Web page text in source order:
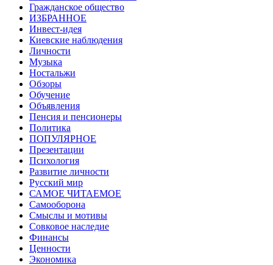
Гражданское общество
ИЗБРАННОЕ
Инвест-идея
Киевские наблюдения
Личности
Музыка
Ностальжи
Обзоры
Обучение
Объявления
Пенсия и пенсионеры
Политика
ПОПУЛЯРНОЕ
Презентации
Психология
Развитие личности
Русский мир
САМОЕ ЧИТАЕМОЕ
Самооборона
Смыслы и мотивы
Совковое наследие
Финансы
Ценности
Экономика